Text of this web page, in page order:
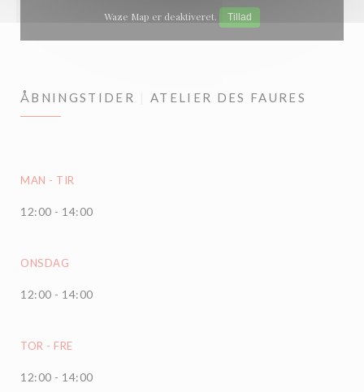
Waze Map er deaktiveret. Tillad
ÅBNINGSTIDER ATELIER DES FAURES
MAN - TIR
12:00 - 14:00
ONSDAG
12:00 - 14:00
TOR - FRE
12:00 - 14:00